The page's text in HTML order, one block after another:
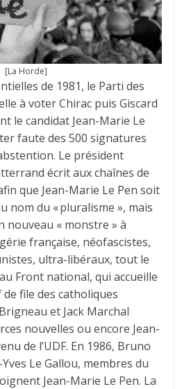
[La Horde]
de 1981, le Parti des
à voter Chirac puis Giscard
le candidat Jean-Marie Le
faute des 500 signatures
Le président
écrit aux chaînes de
que Jean-Marie Le Pen soit
nom du « pluralisme », mais
« monstre » à
française, néofascistes,
ultra-libéraux, tout le
Front national, qui accueille
file des catholiques
et Jack Marchal
nouvelles ou encore Jean-
de l’UDF. En 1986, Bruno
Le Gallou, membres du
Jean-Marie Le Pen. La